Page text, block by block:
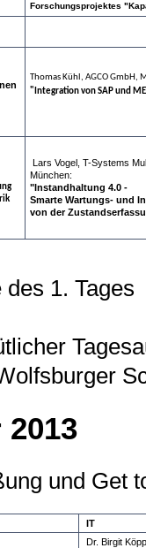
Forschungsprojektes
Thomas Kühl, AGCO GmbH,
"I ntegration von SAP und
Lars Vogel, T-Systems
München:
"Instandhaltung 4.0 -
Smarte Wartungs- und
von der
1. Tages
und Get
IT
Dr. Birgit